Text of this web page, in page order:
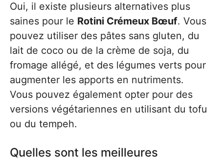
Oui, il existe plusieurs alternatives plus
saines pour le Rotini Crémeux Bœuf. Vous
pouvez utiliser des pâtes sans gluten, du
lait de coco ou de la crème de soja, du
fromage allégé, et des légumes verts pour
augmenter les apports en nutriments.
Vous pouvez également opter pour des
versions végétariennes en utilisant du tofu
ou du tempeh.
Quelles sont les meilleures